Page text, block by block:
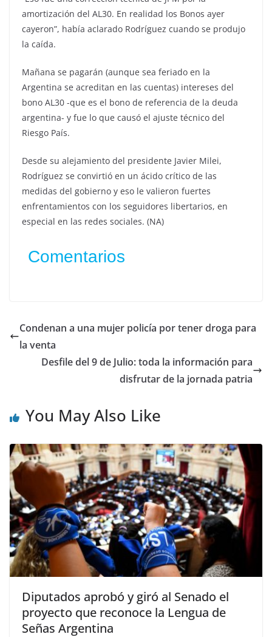
amortización del AL30. En realidad los Bonos ayer
cayeron”, había aclarado Rodríguez cuando se produjo
la caída.
Mañana se pagarán (aunque sea feriado en la
Argentina se acreditan en las cuentas) intereses del
bono AL30 -que es el bono de referencia de la deuda
argentina- y fue lo que causó el ajuste técnico del
Riesgo País.
Desde su alejamiento del presidente Javier Milei,
Rodríguez se convirtió en un ácido crítico de las
medidas del gobierno y eso le valieron fuertes
enfrentamientos con los seguidores libertarios, en
especial en las redes sociales. (NA)
Comentarios
Condenan a una mujer policía por tener droga para
la venta
Desfile del 9 de Julio: toda la información para
disfrutar de la jornada patria
You May Also Like
Diputados aprobó y giró al Senado el
proyecto que reconoce la Lengua de
Señas Argentina